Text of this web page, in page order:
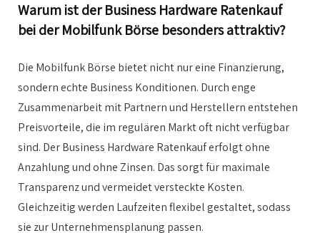
Warum ist der Business Hardware Ratenkauf
bei der Mobilfunk Börse besonders attraktiv?
Die Mobilfunk Börse bietet nicht nur eine Finanzierung,
sondern echte Business Konditionen. Durch enge
Zusammenarbeit mit Partnern und Herstellern entstehen
Preisvorteile, die im regulären Markt oft nicht verfügbar
sind. Der Business Hardware Ratenkauf erfolgt ohne
Anzahlung und ohne Zinsen. Das sorgt für maximale
Transparenz und vermeidet versteckte Kosten.
Gleichzeitig werden Laufzeiten flexibel gestaltet, sodass
sie zur Unternehmensplanung passen.